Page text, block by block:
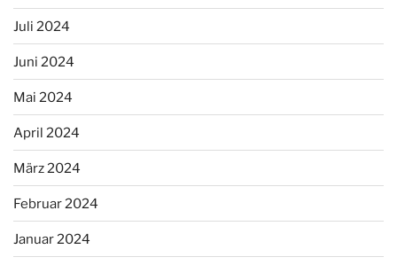
Juli 2024
Juni 2024
Mai 2024
April 2024
März 2024
Februar 2024
Januar 2024